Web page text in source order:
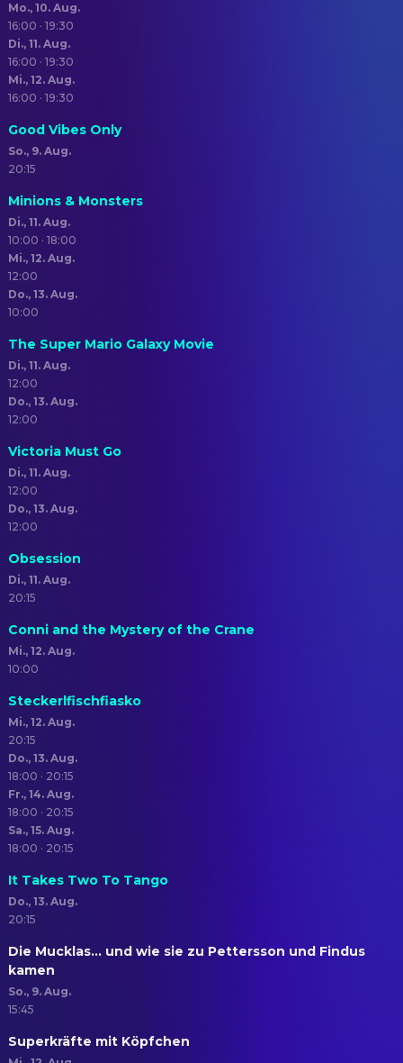
Mo., 10. Aug.
16:00 · 19:30
Di., 11. Aug.
16:00 · 19:30
Mi., 12. Aug.
16:00 · 19:30
Good Vibes Only
So., 9. Aug.
20:15
Minions & Monsters
Di., 11. Aug.
10:00 · 18:00
Mi., 12. Aug.
12:00
Do., 13. Aug.
10:00
The Super Mario Galaxy Movie
Di., 11. Aug.
12:00
Do., 13. Aug.
12:00
Victoria Must Go
Di., 11. Aug.
12:00
Do., 13. Aug.
12:00
Obsession
Di., 11. Aug.
20:15
Conni and the Mystery of the Crane
Mi., 12. Aug.
10:00
Steckerlfischfiasko
Mi., 12. Aug.
20:15
Do., 13. Aug.
18:00 · 20:15
Fr., 14. Aug.
18:00 · 20:15
Sa., 15. Aug.
18:00 · 20:15
It Takes Two To Tango
Do., 13. Aug.
20:15
Die Mucklas... und wie sie zu Pettersson und Findus
kamen
So., 9. Aug.
15:45
Superkräfte mit Köpfchen